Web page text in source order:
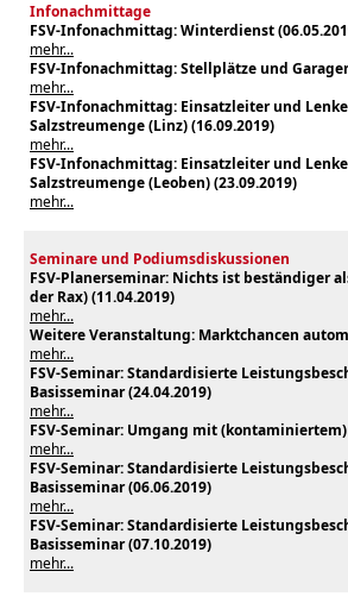
Infonachmittage
FSV-Infonachmittag: Winterdienst
mehr...
FSV-Infonachmittag: Stellplätze und
mehr...
FSV-Infonachmittag: Einsatzleiter und
Salzstreumenge (Linz) (16.09.2019)
mehr...
FSV-Infonachmittag: Einsatzleiter und
Salzstreumenge (Leoben) (23.09.2019)
mehr...
Seminare und Podiumsdiskussionen
FSV-Planerseminar: Nichts ist beständiger
der Rax) (11.04.2019)
mehr...
Weitere Veranstaltung: Marktchancen
mehr...
FSV-Seminar:Standardisierte
Basisseminar (24.04.2019)
mehr...
FSV-Seminar: Umgang mit (kontaminiertem)
mehr...
FSV-Seminar:Standardisierte
Basisseminar (06.06.2019)
mehr...
FSV-Seminar:Standardisierte
Basisseminar (07.10.2019)
mehr...